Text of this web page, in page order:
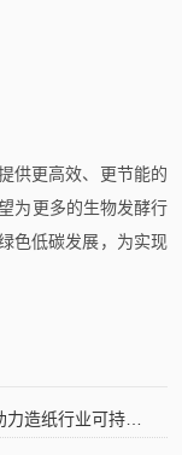
供更高效、更节能的
为更多的生物发酵行
色低碳发展，为实现
上一篇：中国国际造纸展圆满收官，格瑞拓助力造纸行业可持续发展